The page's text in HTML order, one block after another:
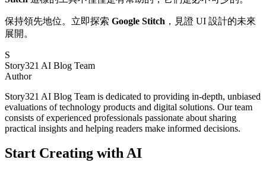
保持領先地位。立即探索 Google Stitch ，見證 UI 設計的未來
展開。
S
Story321 AI Blog Team
Author
Story321 AI Blog Team is dedicated to providing in-depth, unbiased
evaluations of technology products and digital solutions. Our team
consists of experienced professionals passionate about sharing
practical insights and helping readers make informed decisions.
Start Creating with AI